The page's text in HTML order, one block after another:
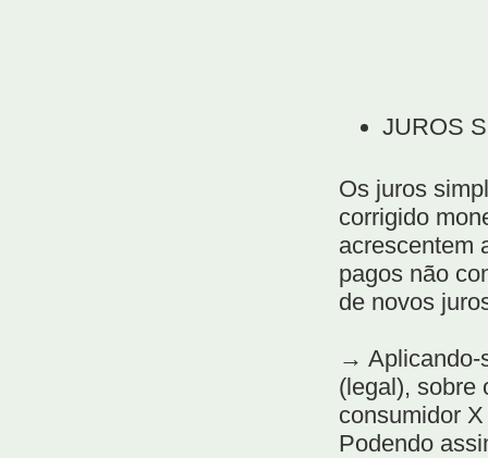
JUROS
Os juros
corrigido
acrescentem
pagos não
de novos
→ Aplicando-
(legal), sobre
consumidor
Podendo